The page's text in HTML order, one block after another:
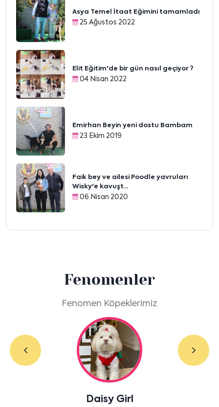
Asya Temel İtaat Eğimini tamamladı
25 Ağustos 2022
Elit Eğitim'de bir gün nasıl geçiyor ?
04 Nisan 2022
Emirhan Beyin yeni dostu Bambam
23 Ekim 2019
Faik bey ve ailesi Poodle yavruları
Wisky'e kavuşt...
06 Nisan 2020
Fenomenler
Fenomen Köpeklerimiz
Labradoodle Bruno